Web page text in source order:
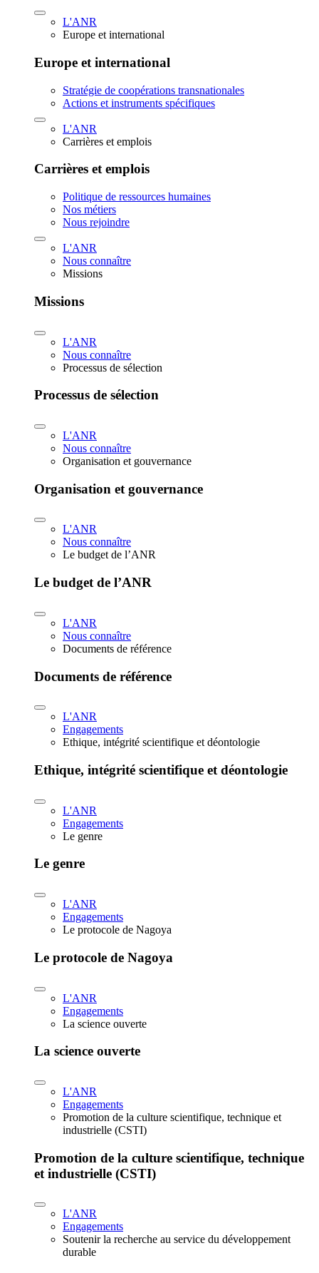
L'ANR
Europe et international
Europe et international
Stratégie de coopérations transnationales
Actions et instruments spécifiques
L'ANR
Carrières et emplois
Carrières et emplois
Politique de ressources humaines
Nos métiers
Nous rejoindre
L'ANR
Nous connaître
Missions
Missions
L'ANR
Nous connaître
Processus de sélection
Processus de sélection
L'ANR
Nous connaître
Organisation et gouvernance
Organisation et gouvernance
L'ANR
Nous connaître
Le budget de l’ANR
Le budget de l’ANR
L'ANR
Nous connaître
Documents de référence
Documents de référence
L'ANR
Engagements
Ethique, intégrité scientifique et déontologie
Ethique, intégrité scientifique et déontologie
L'ANR
Engagements
Le genre
Le genre
L'ANR
Engagements
Le protocole de Nagoya
Le protocole de Nagoya
L'ANR
Engagements
La science ouverte
La science ouverte
L'ANR
Engagements
Promotion de la culture scientifique, technique et
industrielle (CSTI)
Promotion de la culture scientifique, technique
et industrielle (CSTI)
L'ANR
Engagements
Soutenir la recherche au service du développement
durable